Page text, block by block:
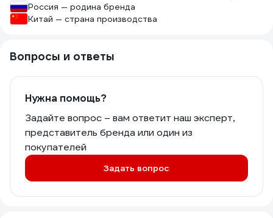
Россия — родина бренда
Китай — страна производства
Вопросы и ответы
Нужна помощь?
Задайте вопрос – вам ответит наш эксперт,
представитель бренда или один из
покупателей
Задать вопрос